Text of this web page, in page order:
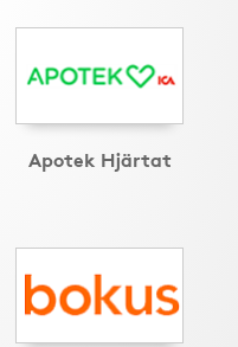
Apotek Hjärtat